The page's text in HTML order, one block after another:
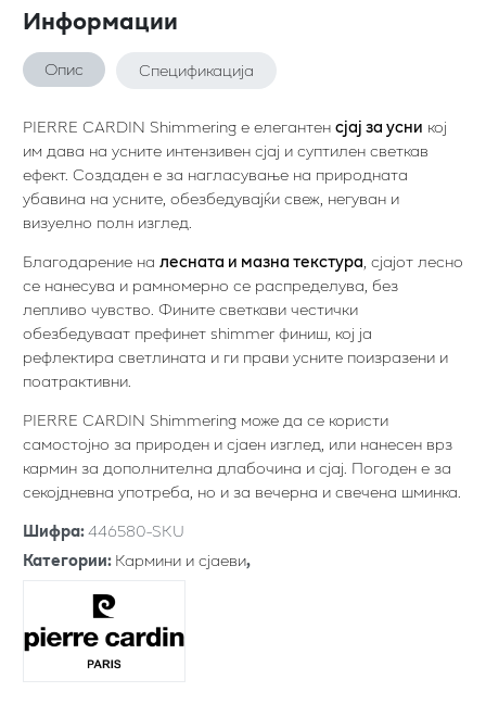
Информации
Опис Спецификација
PIERRE CARDIN Shimmering е елегантенсјај за усни кој
им дава на усните интензивен сјај и суптилен светкав
ефект. Создаден е за нагласување на природната
убавина на усните, обезбедувајќи свеж, негуван и
визуелно полн изглед.
Благодарение на лесната и мазна текстура, сјајот лесно
се нанесува и рамномерно се распределува, без
лепливо чувство. Фините светкави честички
обезбедуваат префинет shimmer финиш, кој ја
рефлектира светлината и ги прави усните поизразени и
поатрактивни.
PIERRE CARDIN Shimmering може да се користи
самостојно за природен и сјаен изглед, или нанесен врз
кармин за дополнителна длабочина и сјај. Погоден е за
секојдневна употреба, но и за вечерна и свечена шминка.
Шифра:446580-SKU
Категории:Кармини и сјаеви,